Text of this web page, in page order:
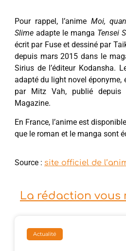
Pour rappel, l’anime Moi,
Slime adapte le manga Tensei
écrit par Fuse et dessiné par
depuis mars 2015 dans le
Sirius de l’éditeur Kodansha.
adapté du light novel éponyme,
par Mitz Vah, publié
Magazine.
En France, l’anime est
que le roman et le manga sont
Source : site officiel de
La rédaction vous
Actualité